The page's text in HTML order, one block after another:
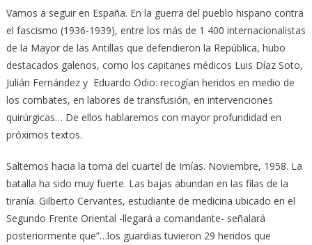
Vamos a seguir en España. En la guerra del pueblo hispano contra
el fascismo (1936-1939), entre los más de 1 400 internacionalistas
de la Mayor de las Antillas que defendieron la República, hubo
destacados galenos, como los capitanes médicos Luis Díaz Soto,
Julián Fernández y Eduardo Odio: recogían heridos en medio de
los combates, en labores de transfusión, en intervenciones
quirúrgicas… De ellos hablaremos con mayor profundidad en
próximos textos.
Saltemos hacia la toma del cuartel de Imías. Noviembre, 1958. La
batalla ha sido muy fuerte. Las bajas abundan en las filas de la
tiranía. Gilberto Cervantes, estudiante de medicina ubicado en el
Segundo Frente Oriental -llegará a comandante- señalará
posteriormente que”…los guardias tuvieron 29 heridos que